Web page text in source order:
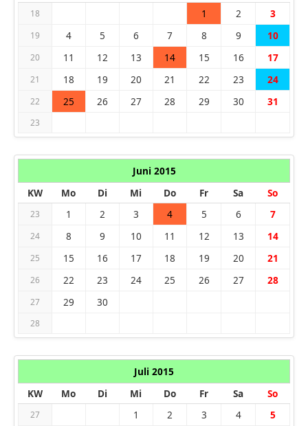
18 1 2 3
19 4 5 6 7 8 9 10
20 11 12 13 14 15 16 17
21 18 19 20 21 22 23 24
22 25 26 27 28 29 30 31
23
Juni 2015
KW
Mo Di Mi Do Fr Sa So
23 1 2 3 4 5 6 7
24 8 9 10 11 12 13 14
25 15 16 17 18 19 20 21
26 22 23 24 25 26 27 28
27 29 30
28
Juli 2015
KW
Mo Di Mi Do Fr Sa So
27 1 2 3 4 5